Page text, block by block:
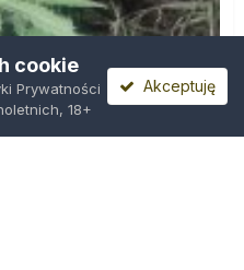
cookie
Prywatności
18+
Akceptuję